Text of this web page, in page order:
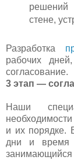
стене,
Разработка
рабочих
согласование.
3 этап —
Наши
и их порядке.
дни и время
занимающийся